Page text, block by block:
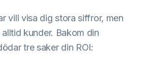
vill visa dig stora siffror, men
kunder. Bakom din
tre saker din ROI: